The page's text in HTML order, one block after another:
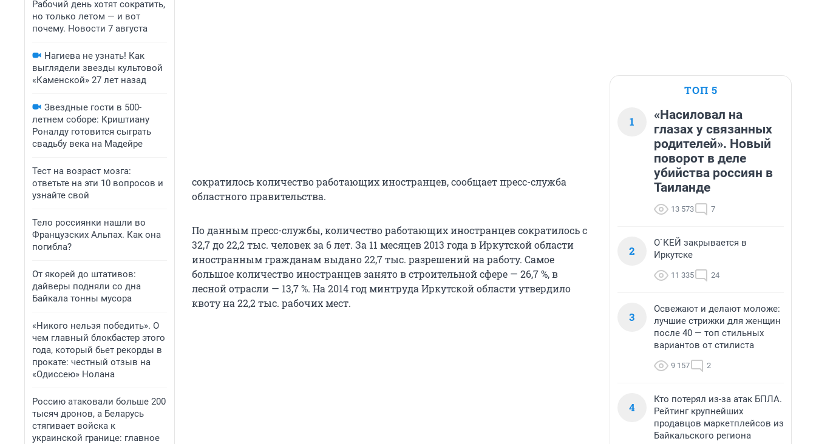
Рабочий день хотят сократить,
но только летом — и вот
почему. Новости 7 августа
Нагиева не узнать! Как
выглядели звезды культовой
«Каменской» 27 лет назад
Звездные гости в 500-
летнем соборе: Криштиану
Роналду готовится сыграть
свадьбу века на Мадейре
Тест на возраст мозга:
ответьте на эти 10 вопросов и
узнайте свой
Тело россиянки нашли во
Французских Альпах. Как она
погибла?
От якорей до штативов:
дайверы подняли со дна
Байкала тонны мусора
«Никого нельзя победить». О
чем главный блокбастер этого
года, который бьет рекорды в
прокате: честный отзыв на
«Одиссею» Нолана
Россию атаковали больше 200
тысяч дронов, а Беларусь
стягивает войска к
украинской границе: главное
сократилось количество работающих иностранцев, сообщает пресс-служба
областного правительства.
По данным пресс-службы, количество работающих иностранцев сократилось с
32,7 до 22,2 тыс. человек за 6 лет. За 11 месяцев 2013 года в Иркутской области
иностранным гражданам выдано 22,7 тыс. разрешений на работу. Самое
большое количество иностранцев занято в строительной сфере — 26,7 %, в
лесной отрасли — 13,7 %. На 2014 год минтруда Иркутской области утвердило
квоту на 22,2 тыс. рабочих мест.
ТОП 5
1
«Насиловал на
глазах у связанных
родителей». Новый
поворот в деле
убийства россиян в
Таиланде
13 573 7
2
О`КЕЙ закрывается в
Иркутске
11 335 24
3
Освежают и делают моложе:
лучшие стрижки для женщин
после 40 — топ стильных
вариантов от стилиста
9 157 2
4
Кто потерял из-за атак БПЛА.
Рейтинг крупнейших
продавцов маркетплейсов из
Байкальского региона